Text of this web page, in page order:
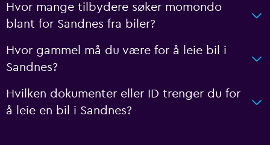
Hvor mange tilbydere søker momondo
blant for Sandnes fra biler?
Hvor gammel må du være for å leie bil i
Sandnes?
Hvilken dokumenter eller ID trenger du for
å leie en bil i Sandnes?